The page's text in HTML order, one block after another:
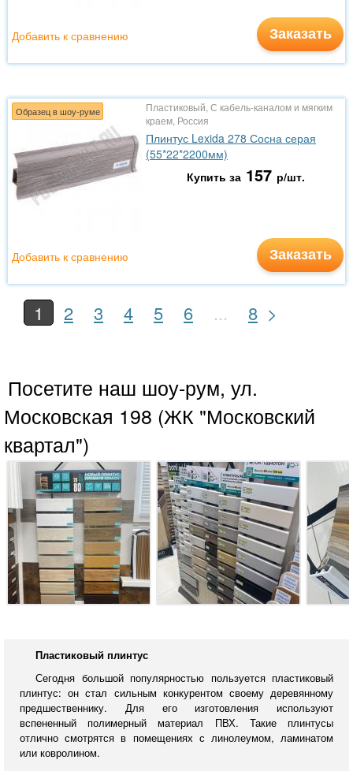
Заказать
Добавить к сравнению
Образец в шоу-руме
Пластиковый, С кабель-каналом и мягким
краем, Россия
Плинтус Lexida 278 Сосна серая
(55*22*2200мм)
Купить за 157 р/шт.
Заказать
Добавить к сравнению
1 2 3 4 5 6 ... 8 >
Посетите наш шоу-рум, ул.
Московская 198 (ЖК "Московский
квартал")
Пластиковый плинтус
Сегодня большой популярностью пользуется пластиковый
плинтус: он стал сильным конкурентом своему деревянному
предшественнику. Для его изготовления используют
вспененный полимерный материал ПВХ. Такие плинтусы
отлично смотрятся в помещениях с линолеумом, ламинатом
или ковролином.